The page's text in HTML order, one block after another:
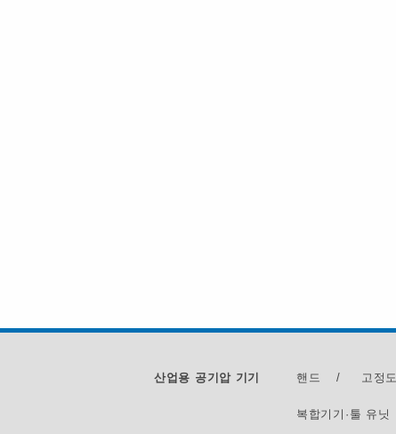
산업용 공기압 기기 핸드 / 고정
복합기기·툴 유닛